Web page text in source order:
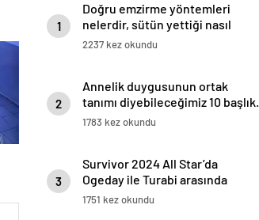
1
Doğru emzirme yöntemleri
nelerdir, sütün yettiği nasıl
anlaşılır?
2237 kez okundu
2
Annelik duygusunun ortak
tanımı diyebileceğimiz 10 başlık.
1783 kez okundu
3
Survivor 2024 All Star’da
Ogeday ile Turabi arasında
gerginlik tırmandı! Adaya veda
1751 kez okundu